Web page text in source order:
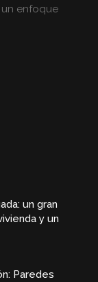
enfoque
un gran
y un
Paredes